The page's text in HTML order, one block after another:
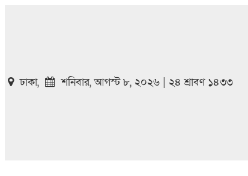
ঢাকা, শনিবার, আগস্ট ৮, ২০২৬ | ২৪ শ্রাবণ ১৪৩৩